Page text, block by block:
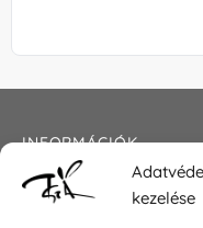
kezelése
INFORMÁCIÓK
Általános szerződési